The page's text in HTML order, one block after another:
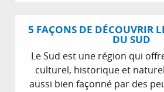
5 FAÇONS DE DÉCOUVRIR
DU SUD
Le Sud est une région qui
culturel, historique et
aussi bien façonné par des